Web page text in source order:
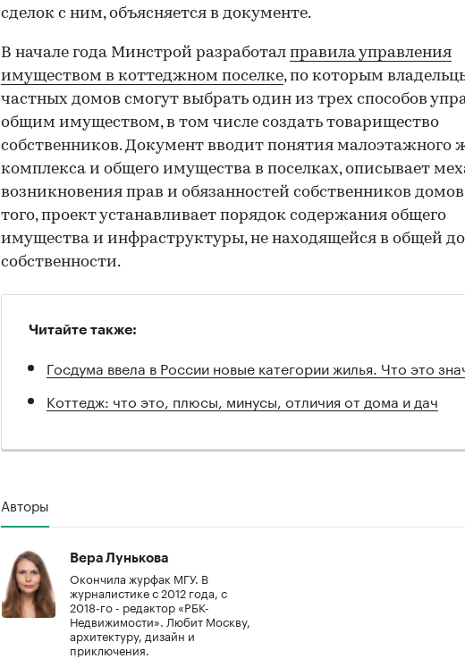
сделок с ним, объясняется в документе.
В начале года Минстрой разработал правила управления
имуществом в коттеджном поселке, по которым
частных домов смогут выбрать один из трех способов
общим имуществом, в том числе создать товарищество
собственников. Документ вводит понятия малоэтажного
комплекса и общего имущества в поселках, описывает
возникновения прав и обязанностей собственников
того, проект устанавливает порядок содержания общего
имущества и инфраструктуры, не находящейся в общей
собственности.
Читайте также:
Госдума ввела в России новые категории жилья. Что это
Коттедж: что это, плюсы, минусы, отличия от дома и дач
Авторы
Вера Лунькова
Окончила журфак МГУ. В
журналистике с 2012 года, с
2018-го - редактор «РБК-
Недвижимости». Любит Москву,
архитектуру, дизайн и
приключения.